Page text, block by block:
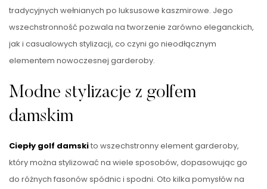
tradycyjnych wełnianych po luksusowe kaszmirowe. Jego
wszechstronność pozwala na tworzenie zarówno eleganckich,
jak i casualowych stylizacji, co czyni go nieodłącznym
elementem nowoczesnej garderoby.
Modne stylizacje z golfem
damskim
Ciepły golf damskito wszechstronny element garderoby,
który można stylizować na wiele sposobów, dopasowując go
do różnych fasonów spódnic i spodni. Oto kilka pomysłów na